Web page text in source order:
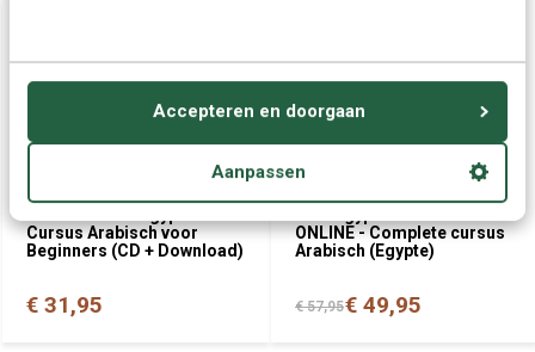
Accepteren en doorgaan
Aanpassen
Cursus Arabisch voor
Beginners (CD + Download)
€ 31,95
ONLINE - Complete cursus
Arabisch (Egypte)
€ 57,95€ 49,95